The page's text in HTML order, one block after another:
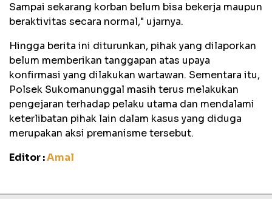
Sampai sekarang korban belum bisa bekerja maupun
beraktivitas secara normal," ujarnya.
Hingga berita ini diturunkan, pihak yang dilaporkan
belum memberikan tanggapan atas upaya
konfirmasi yang dilakukan wartawan. Sementara itu,
Polsek Sukomanunggal masih terus melakukan
pengejaran terhadap pelaku utama dan mendalami
keterlibatan pihak lain dalam kasus yang diduga
merupakan aksi premanisme tersebut.
Editor :Amal